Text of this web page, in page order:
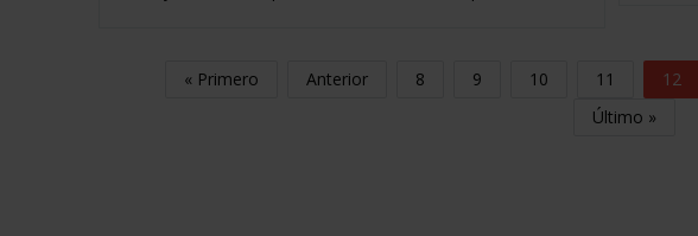
« Primero Anterior 8 9 10 11 12
Último »